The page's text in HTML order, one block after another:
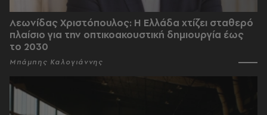
Λεωνίδας Χριστόπουλος: Η Ελλάδα χτίζει σταθερό
πλαίσιο για την οπτικοακουστική δημιουργία έως
το 2030
Μπάμπης Καλογιάννης